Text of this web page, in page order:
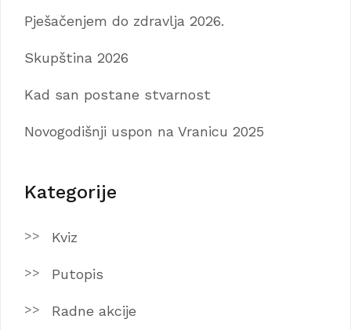
Pješačenjem do zdravlja 2026.
Skupština 2026
Kad san postane stvarnost
Novogodišnji uspon na Vranicu 2025
Kategorije
Kviz
Putopis
Radne akcije